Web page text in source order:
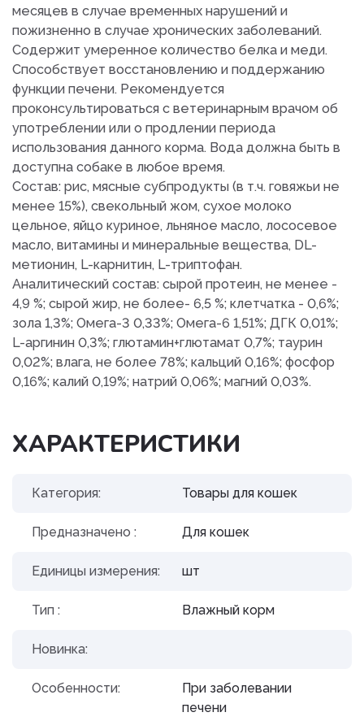
месяцев в случае временных нарушений и
пожизненно в случае хронических заболеваний.
Содержит умеренное количество белка и меди.
Способствует восстановлению и поддержанию
функции печени. Рекомендуется
проконсультироваться с ветеринарным врачом об
употреблении или о продлении периода
использования данного корма. Вода должна быть в
доступна собаке в любое время.
Состав: рис, мясные субпродукты (в т.ч. говяжьи не
менее 15%), свекольный жом, сухое молоко
цельное, яйцо куриное, льняное масло, лососевое
масло, витамины и минеральные вещества, DL-
метионин, L-карнитин, L-триптофан.
Аналитический состав: сырой протеин, не менее -
4,9 %; сырой жир, не более- 6,5 %; клетчатка - 0,6%;
зола 1,3%; Омега-3 0,33%; Омега-6 1,51%; ДГК 0,01%;
L-аргинин 0,3%; глютамин+глютамат 0,7%; таурин
0,02%; влага, не более 78%; кальций 0,16%; фосфор
0,16%; калий 0,19%; натрий 0,06%; магний 0,03%.
ХАРАКТЕРИСТИКИ
Категория: Товары для кошек
Предназначено : Для кошек
Единицы измерения: шт
Тип : Влажный корм
Новинка:
Особенности:
При заболевании
печени